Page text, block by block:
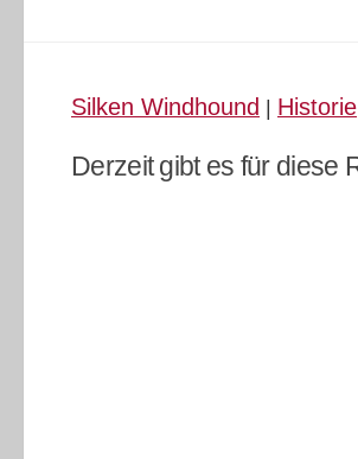
Silken Windhound | Historie
Derzeit gibt es für diese